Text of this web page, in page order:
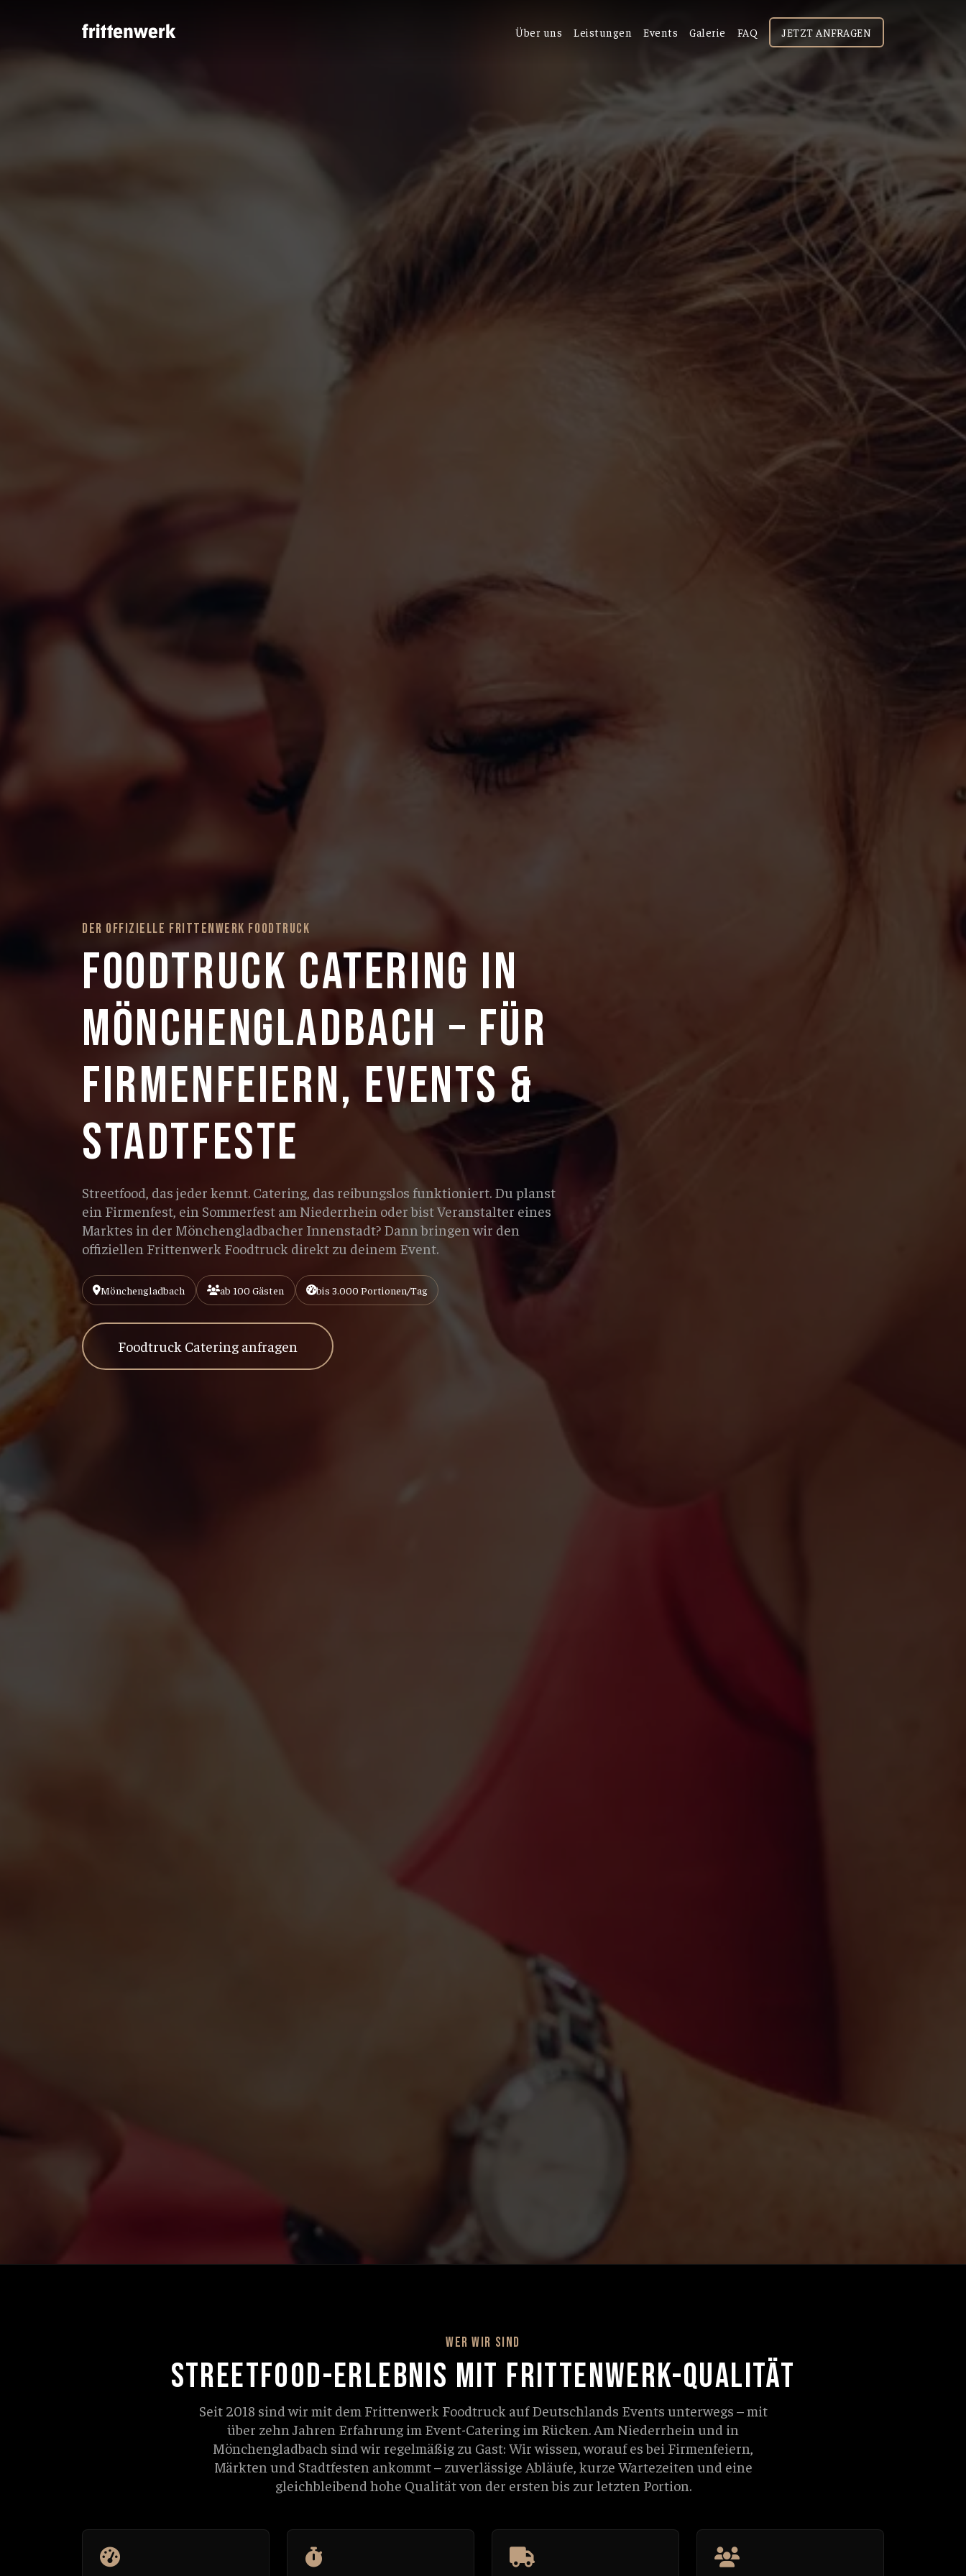
Über uns Leistungen Events Galerie FAQ JETZT ANFRAGEN
DER OFFIZIELLE FRITTENWERK FOODTRUCK
FOODTRUCK CATERING IN
MÖNCHENGLADBACH – FÜR
FIRMENFEIERN, EVENTS &
STADTFESTE
Streetfood, das jeder kennt. Catering, das reibungslos funktioniert. Du planst
ein Firmenfest, ein Sommerfest am Niederrhein oder bist Veranstalter eines
Marktes in der Mönchengladbacher Innenstadt? Dann bringen wir den
offiziellen Frittenwerk Foodtruck direkt zu deinem Event.
Mönchengladbach ab 100 Gästen bis 3.000 Portionen/Tag
Foodtruck Catering anfragen
WER WIR SIND
STREETFOOD-ERLEBNIS MIT FRITTENWERK-QUALITÄT
Seit 2018 sind wir mit dem Frittenwerk Foodtruck auf Deutschlands Events unterwegs – mit
über zehn Jahren Erfahrung im Event-Catering im Rücken. Am Niederrhein und in
Mönchengladbach sind wir regelmäßig zu Gast: Wir wissen, worauf es bei Firmenfeiern,
Märkten und Stadtfesten ankommt – zuverlässige Abläufe, kurze Wartezeiten und eine
gleichbleibend hohe Qualität von der ersten bis zur letzten Portion.